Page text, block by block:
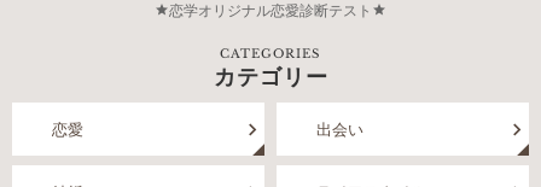
恋学オリジナル恋愛診断テスト
CATEGORIES
カテゴリー
恋愛 出会い